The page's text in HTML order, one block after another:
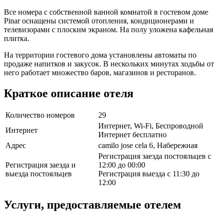
Все номера с собственной ванной комнатой в гостевом доме
Pinar оснащены системой отопления, кондиционерами и
телевизорами с плоским экраном. На полу уложена кафельная
плитка.
На территории гостевого дома установлены автоматы по
продаже напитков и закусок. В нескольких минутах ходьбы от
него работает множество баров, магазинов и ресторанов.
Краткое описание отеля
Количество номеров
29
Интернет
Интернет, Wi-Fi, Беспроводной
Интернет бесплатно
Адрес
camilo jose cela 6, Набережная
Регистрация заезда и
выезда постояльцев
Регистрация заезда постояльцев с
12:00 до 00:00
Регистрация выезда с 11:30 до
12:00
Услуги, предоставляемые отелем